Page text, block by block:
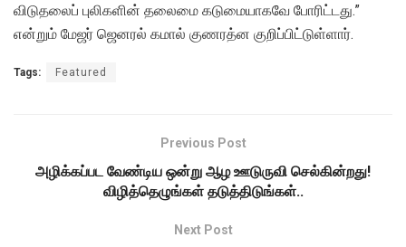
விடுதலைப் புலிகளின் தலைமை கடுமையாகவே போரிட்டது.”
என்றும் மேஜர் ஜெனரல் கமால் குணரத்ன குறிப்பிட்டுள்ளார்.
Tags: Featured
Previous Post
அழிக்கப்பட வேண்டிய ஒன்று ஆழ ஊடுருவி செல்கின்றது!
விழித்தெழுங்கள் தடுத்திடுங்கள்..
Next Post